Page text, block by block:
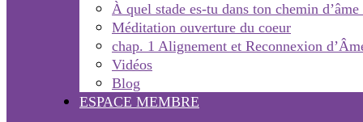
À quel stade es-tu dans ton chemin d’âme
Méditation ouverture du coeur
chap. 1 Alignement et Reconnexion
Vidéos
Blog
ESPACE MEMBRE